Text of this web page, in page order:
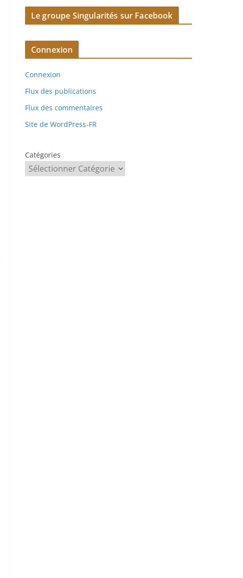
Le groupe Singularités sur Facebook
Connexion
Connexion
Flux des publications
Flux des commentaires
Site de WordPress-FR
Catégories